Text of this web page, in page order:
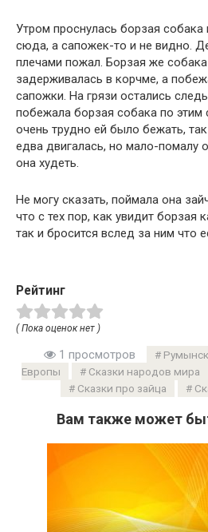
Утром проснулась борзая собака
сюда, а сапожек-то и не видно.
плечами пожал. Борзая же
задерживалась в корчме, а
сапожки. На грязи остались
побежала борзая собака по этим
очень трудно ей было бежать,
едва двигалась, но мало-помалу
она худеть.
Не могу сказать, поймала она
что с тех пор, как увидит борзая
так и бросится вслед за ним что
Рейтинг
( Пока оценок нет )
1 просмотров
Европы
Сказки народов мира
Сказки про зайца
Вам также может